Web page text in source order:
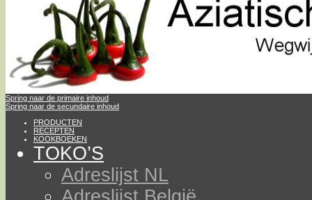
Spring naar de primaire inhoud
Spring naar de secundaire inhoud
PRODUCTEN
RECEPTEN
KOOKBOEKEN
TOKO’S
Adreslijst NL